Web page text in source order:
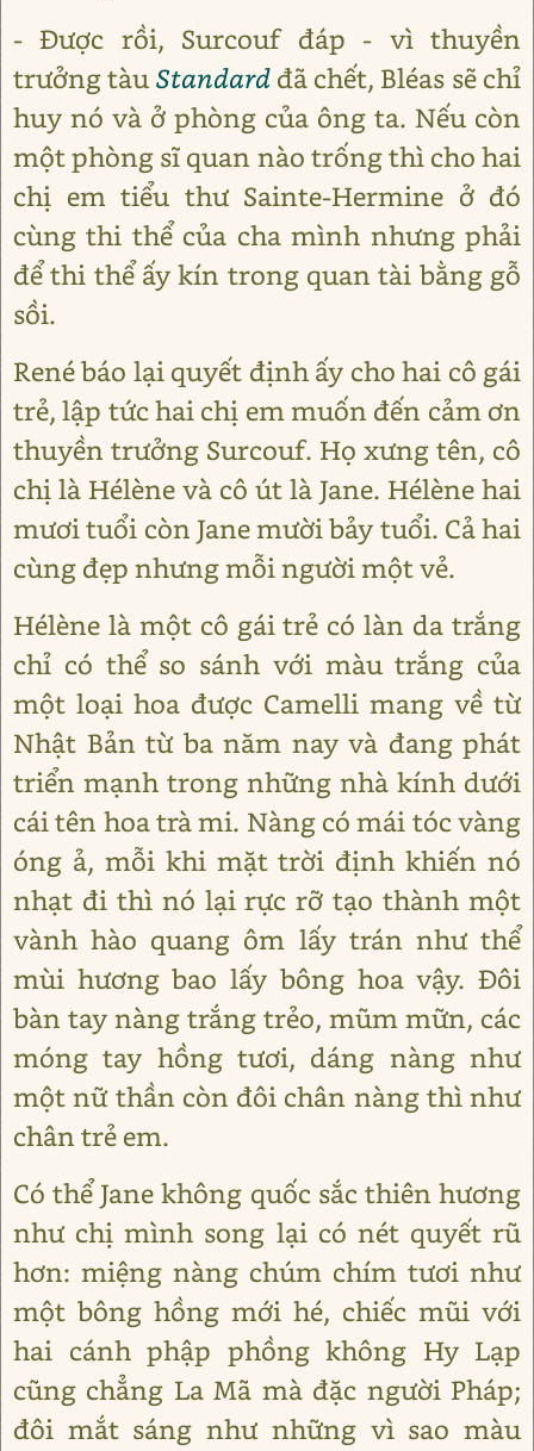
- Được rồi, Surcouf đáp - vì thuyền
trưởng tàuStandardđã chết, Bléas sẽ chỉ
huy nó và ở phòng của ông ta. Nếu còn
một phòng sĩ quan nào trống thì cho hai
chị em tiểu thư Sainte-Hermine ở đó
cùng thi thể của cha mình nhưng phải
để thi thể ấy kín trong quan tài bằng gỗ
sồi.
René báo lại quyết định ấy cho hai cô gái
trẻ, lập tức hai chị em muốn đến cảm ơn
thuyền trưởng Surcouf. Họ xưng tên, cô
chị là Hélène và cô út là Jane. Hélène hai
mươi tuổi còn Jane mười bảy tuổi. Cả hai
cùng đẹp nhưng mỗi người một vẻ.
Hélène là một cô gái trẻ có làn da trắng
chỉ có thể so sánh với màu trắng của
một loại hoa được Camelli mang về từ
Nhật Bản từ ba năm nay và đang phát
triển mạnh trong những nhà kính dưới
cái tên hoa trà mi. Nàng có mái tóc vàng
óng ả, mỗi khi mặt trời định khiến nó
nhạt đi thì nó lại rực rỡ tạo thành một
vành hào quang ôm lấy trán như thể
mùi hương bao lấy bông hoa vậy. Đôi
bàn tay nàng trắng trẻo, mũm mữn, các
móng tay hồng tươi, dáng nàng như
một nữ thần còn đôi chân nàng thì như
chân trẻ em.
Có thể Jane không quốc sắc thiên hương
như chị mình song lại có nét quyết rũ
hơn: miệng nàng chúm chím tươi như
một bông hồng mới hé, chiếc mũi với
hai cánh phập phồng không Hy Lạp
cũng chẳng La Mã mà đặc người Pháp;
đôi mắt sáng như những vì sao màu